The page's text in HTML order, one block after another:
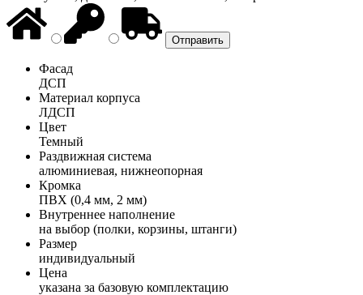
Фасад
ДСП
Материал корпуса
ЛДСП
Цвет
Темный
Раздвижная система
алюминиевая, нижнеопорная
Кромка
ПВХ (0,4 мм, 2 мм)
Внутреннее наполнение
на выбор (полки, корзины, штанги)
Размер
индивидуальный
Цена
указана за базовую комплектацию